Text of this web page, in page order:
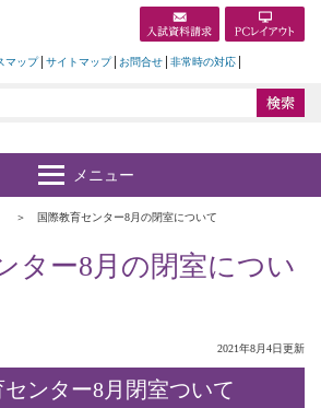
マップ サイトマップ お問合せ 非常時の対応
国際教育センター8月の閉室について
ター8月の閉室につい
2021年8月4日更新
センター8月閉室ついて